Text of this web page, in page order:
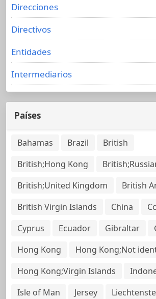
Direcciones
Directivos
Entidades
Intermediarios
Países
Bahamas Brazil
British
British;Hong Kong
British;United Kingdom
British
British Virgin Islands
China
Cyprus
Ecuador Gibraltar
Hong Kong
Hong Kong;Not
Hong Kong;Virgin Islands
Isle of Man
Jersey